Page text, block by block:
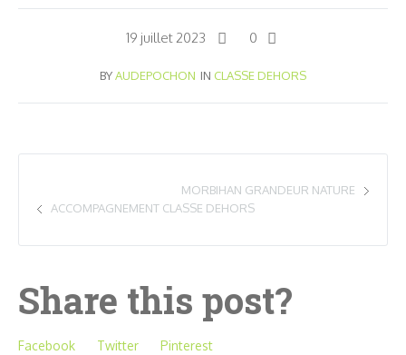
19 juillet 2023 0
BYAUDEPOCHON IN CLASSE DEHORS
MORBIHAN GRANDEUR NATURE
ACCOMPAGNEMENT CLASSE DEHORS
Share this post?
Facebook Twitter Pinterest